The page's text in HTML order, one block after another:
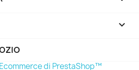

di PrestaShop™